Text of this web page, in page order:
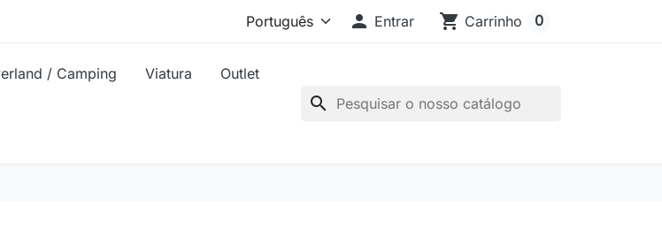
 Entrar shopping_cart Carrinho 0
/ Camping Viatura Outlet
search